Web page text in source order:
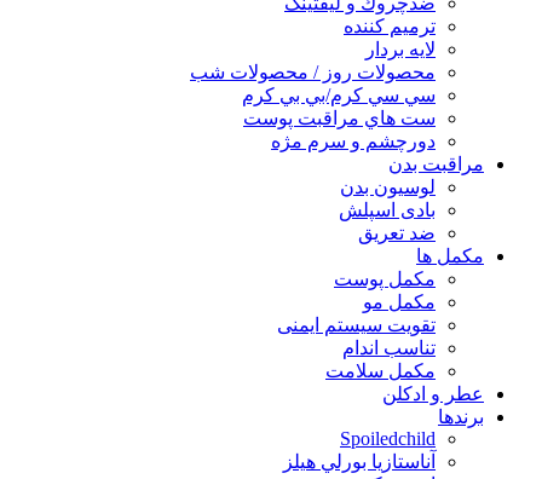
ترميم كننده
لايه بردار
محصولات روز / محصولات شب
سي سي كرم/بي بي كرم
ست هاي مراقبت پوست
دورچشم و سرم مژه
مراقبت بدن
لوسیون بدن
بادی اسپلش
ضد تعریق
مكمل ها
مکمل پوست
مکمل مو
تقویت سیستم ایمنی
تناسب اندام
مکمل سلامت
عطر و ادکلن
برندها
Spoiledchild
آناستازيا بورلي هيلز